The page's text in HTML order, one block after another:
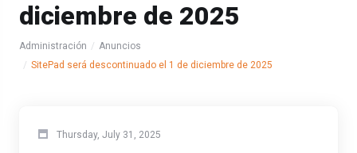
diciembre de 2025
Administración
Anuncios
SitePad será descontinuado el 1 de diciembre de 2025
Thursday, July 31, 2025